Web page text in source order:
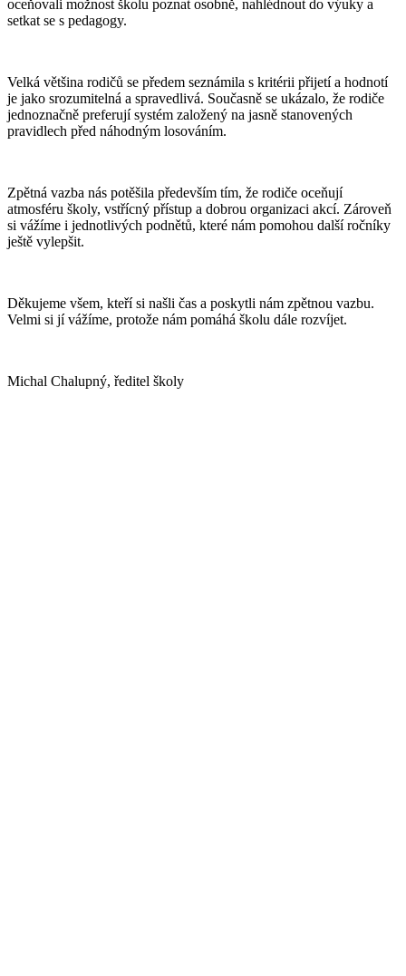
oceňovali možnost školu poznat osobně, nahlédnout do výuky a
setkat se s pedagogy.
Velká většina rodičů se předem seznámila s kritérii přijetí a hodnotí
je jako srozumitelná a spravedlivá. Současně se ukázalo, že rodiče
jednoznačně preferují systém založený na jasně stanovených
pravidlech před náhodným losováním.
Zpětná vazba nás potěšila především tím, že rodiče oceňují
atmosféru školy, vstřícný přístup a dobrou organizaci akcí. Zároveň
si vážíme i jednotlivých podnětů, které nám pomohou další ročníky
ještě vylepšit.
Děkujeme všem, kteří si našli čas a poskytli nám zpětnou vazbu.
Velmi si jí vážíme, protože nám pomáhá školu dále rozvíjet.
Michal Chalupný, ředitel školy